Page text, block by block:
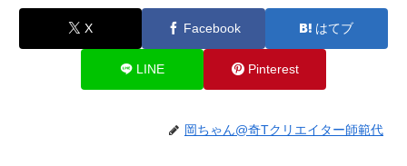
X Facebook はてブ
LINE Pinterest
岡ちゃん@奇Tクリエイター師範代